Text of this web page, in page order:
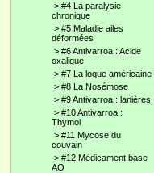
> #4 La paralysie
chronique
> #5 Maladie ailes
déformées
> #6 Antivarroa : Acide
oxalique
> #7 La loque américaine
> #8 La Nosémose
> #9 Antivarroa : lanières
> #10 Antivarroa :
Thymol
> #11 Mycose du
couvain
> #12 Médicament base
AO